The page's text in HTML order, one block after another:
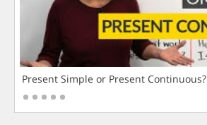
Present Simple or Present Continuous?